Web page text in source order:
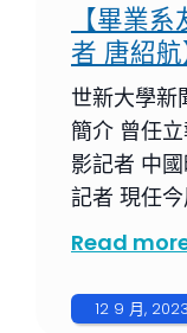
【畢業
者 唐紹航
世新大學
簡介 曾任
影記者 中
記者 現任
Read
12 9 月, 2023